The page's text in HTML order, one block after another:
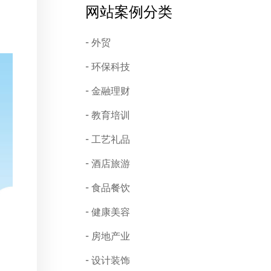
网站案例分类
外贸
环保科技
金融理财
教育培训
工艺礼品
酒店旅游
食品餐饮
健康美容
房地产业
设计装饰